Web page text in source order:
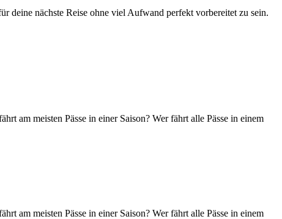
deine nächste Reise ohne viel Aufwand perfekt vorbereitet zu sein.
am meisten Pässe in einer Saison? Wer fährt alle Pässe in einem
am meisten Pässe in einer Saison? Wer fährt alle Pässe in einem